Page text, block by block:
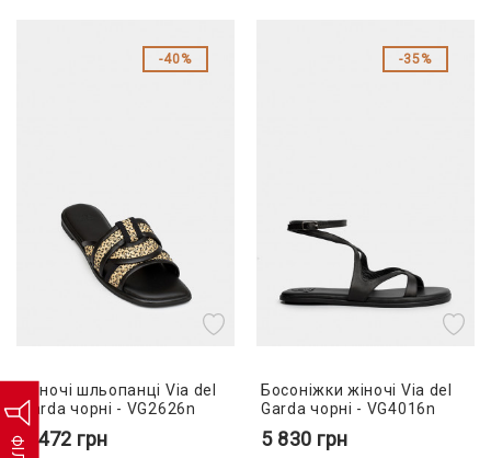
40%
Жіночі шльопанці Via del
Garda чорні - VG2626n
5 472 грн
35%
Босоніжки жіночі Via del
Garda чорні - VG4016n
5 830 грн